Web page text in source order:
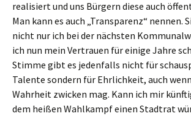
realisiert und uns Bürgern diese auch
Man kann es auch „Transparenz“ nennen.
nicht nur ich bei der nächsten
ich nun mein Vertrauen für einige Jahre
Stimme gibt es jedenfalls nicht für
Talente sondern für Ehrlichkeit, auch
Wahrheit zwicken mag. Kann ich mir
dem heißen Wahlkampf einen Stadtrat